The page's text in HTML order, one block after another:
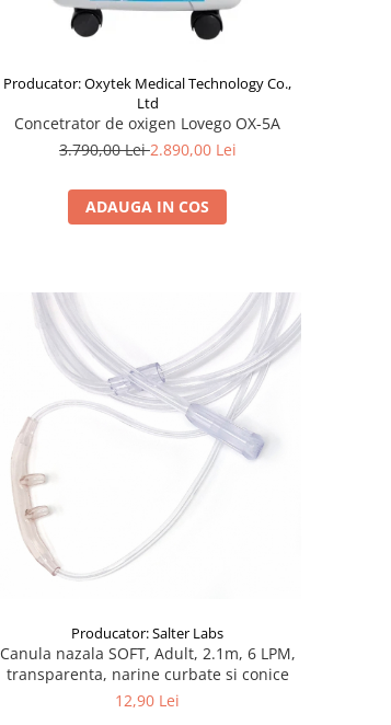
Producator: Oxytek Medical Technology Co.,
Ltd
Concetrator de oxigen Lovego OX-5A
3.790,00 Lei2.890,00 Lei
ADAUGA IN COS
Producator: Salter Labs
Canula nazala SOFT, Adult, 2.1m, 6 LPM,
transparenta, narine curbate si conice
12,90 Lei